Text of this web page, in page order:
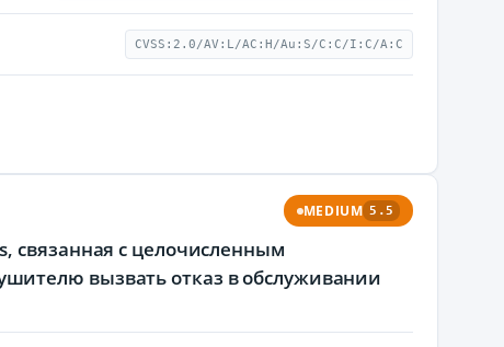
CVSS:2.0/AV:L/AC:H/Au:S/C:C/I:C/A:C
MEDIUM 5.5
связанная с целочисленным
вызвать отказ в обслуживании